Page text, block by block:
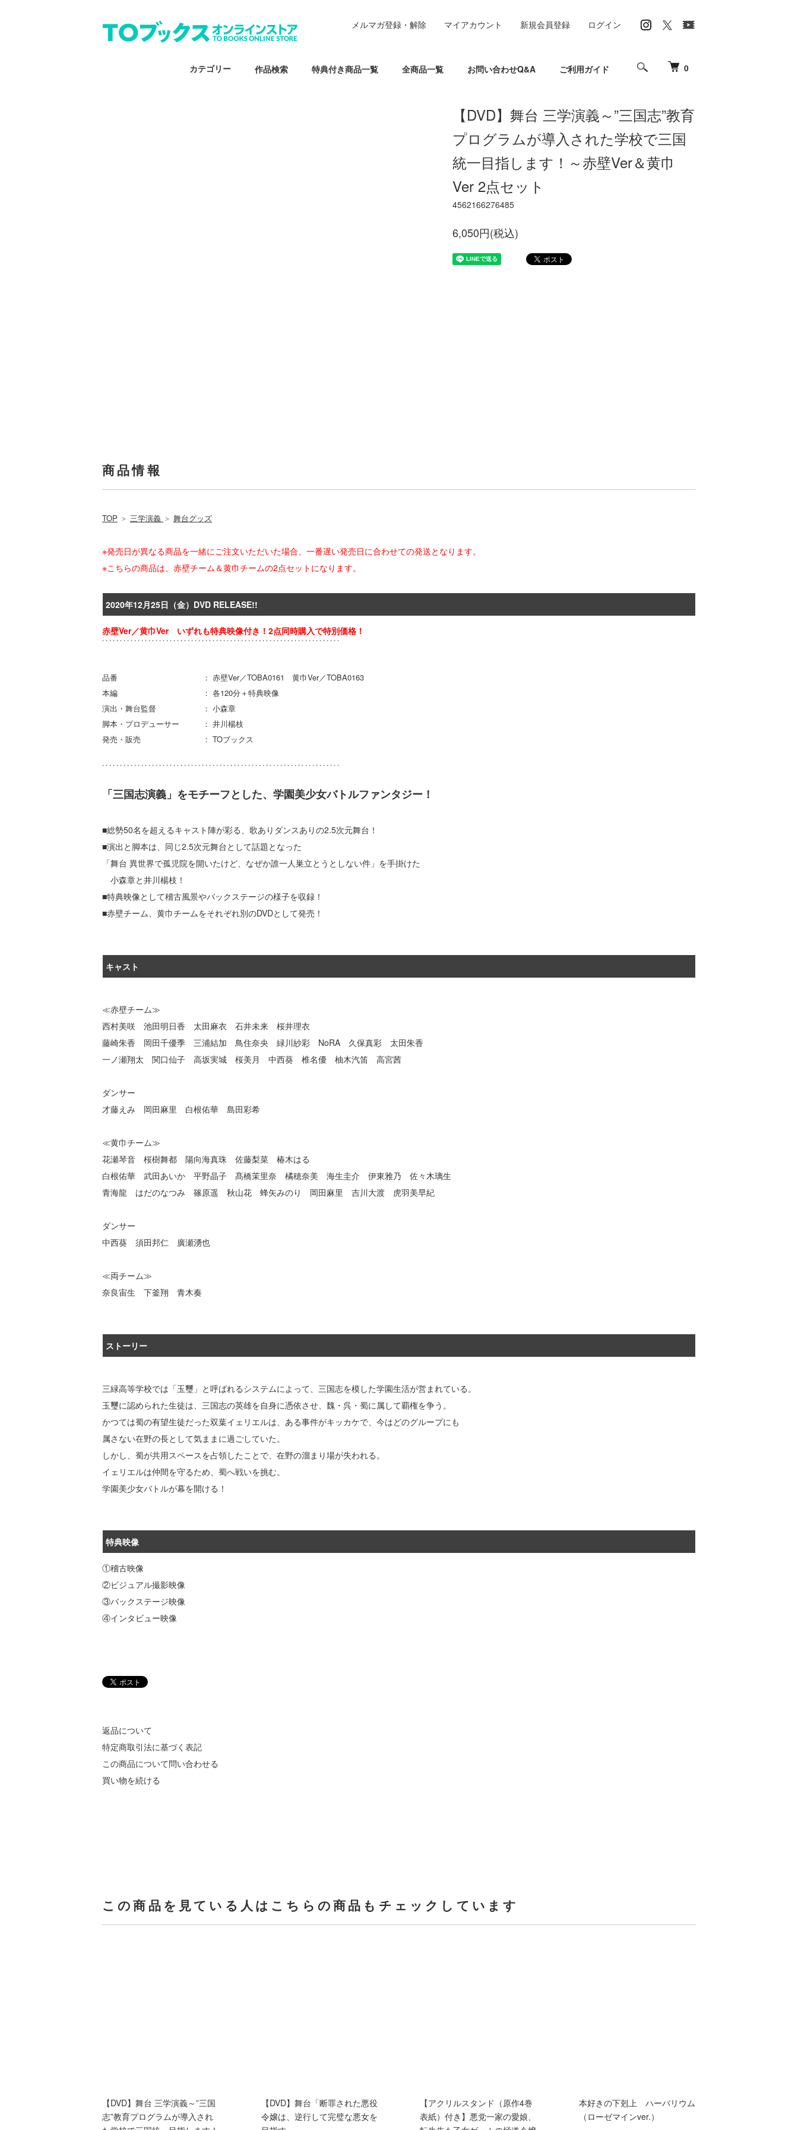
0
カテゴリー 作品検索 特典付き商品一覧 全商品一覧 お問い合わせQ&A ご利用ガイド
メルマガ登録・解除 マイアカウント 新規会員登録 ログイン
【DVD】舞台 三学演義～”三国志”教育
プログラムが導入された学校で三国
統一目指します！～赤壁Ver＆黄巾
Ver 2点セット
4562166276485
6,050円(税込)
商品情報
TOP ＞ 三学演義 ＞ 舞台グッズ
※発売日が異なる商品を一緒にご注文いただいた場合、一番遅い発売日に合わせての発送となります。
※こちらの商品は、赤壁チーム＆黄巾チームの2点セットになります。
2020年12月25日（金）DVD RELEASE!!
赤壁Ver／黄巾Ver いずれも特典映像付き！2点同時購入で特別価格！
品番 ： 赤壁Ver／TOBA0161 黄巾Ver／TOBA0163
本編 ： 各120分＋特典映像
演出・舞台監督 ： 小森章
脚本・プロデューサー ： 井川楊枝
発売・販売 ： TOブックス
「三国志演義」をモチーフとした、学園美少女バトルファンタジー！
■総勢50名を超えるキャスト陣が彩る、歌ありダンスありの2.5次元舞台！
■演出と脚本は、同じ2.5次元舞台として話題となった
「舞台 異世界で孤児院を開いたけど、なぜか誰一人巣立とうとしない件」を手掛けた
小森章と井川楊枝！
■特典映像として稽古風景やバックステージの様子を収録！
■赤壁チーム、黄巾チームをそれぞれ別のDVDとして発売！
キャスト
≪赤壁チーム≫
西村美咲 池田明日香 太田麻衣 石井未来 桜井理衣
藤崎朱香 岡田千優季 三浦結加 鳥住奈央 緑川紗彩 NoRA 久保真彩 太田朱香
一ノ瀬翔太 関口仙子 高坂実城 桜美月 中西葵 椎名優 柚木汽笛 高宮茜
ダンサー
才藤えみ 岡田麻里 白根佑華 島田彩希
≪黄巾チーム≫
花瀬琴音 桜樹舞都 陽向海真珠 佐藤梨菜 椿木はる
白根佑華 武田あいか 平野晶子 髙橋茉里奈 橘穂奈美 海生圭介 伊東雅乃 佐々木璃生
青海龍 はだのなつみ 篠原遥 秋山花 蜂矢みのり 岡田麻里 吉川大渡 虎羽美早紀
ダンサー
中西葵 須田邦仁 廣瀬湧也
≪両チーム≫
奈良宙生 下釜翔 青木奏
ストーリー
三緑高等学校では「玉璽」と呼ばれるシステムによって、三国志を模した学園生活が営まれている。
玉璽に認められた生徒は、三国志の英雄を自身に憑依させ、魏・呉・蜀に属して覇権を争う。
かつては蜀の有望生徒だった双葉イェリエルは、ある事件がキッカケで、今はどのグループにも
属さない在野の長として気ままに過ごしていた。
しかし、蜀が共用スペースを占領したことで、在野の溜まり場が失われる。
イェリエルは仲間を守るため、蜀へ戦いを挑む。
学園美少女バトルが幕を開ける！
特典映像
①稽古映像
②ビジュアル撮影映像
③バックステージ映像
④インタビュー映像
返品について
特定商取引法に基づく表記
この商品について問い合わせる
買い物を続ける
この商品を見ている人はこちらの商品もチェックしています
【DVD】舞台 三学演義～”三国
志”教育プログラムが導入され
【DVD】舞台「断罪された悪役
令嬢は、逆行して完璧な悪女を
【アクリルスタンド（原作4巻
表紙）付き】悪党一家の愛娘、
本好きの下剋上 ハーバリウム
（ローゼマインver.）